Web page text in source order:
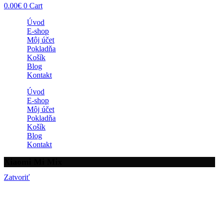
0.00€ 0 Cart
Úvod
E-shop
Môj účet
Pokladňa
Košík
Blog
Kontakt
Úvod
E-shop
Môj účet
Pokladňa
Košík
Blog
Kontakt
Zatvoriť